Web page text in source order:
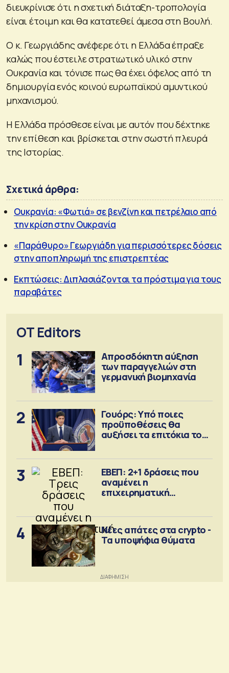
διευκρίνισε ότι η σχετική διάταξη-τροπολογία
είναι έτοιμη και θα κατατεθεί άμεσα στη Βουλή.
Ο κ. Γεωργιάδης ανέφερε ότι η Ελλάδα έπραξε
καλώς που έστειλε στρατιωτικό υλικό στην
Ουκρανία και τόνισε πως θα έχει όφελος από τη
δημιουργία ενός κοινού ευρωπαϊκού αμυντικού
μηχανισμού.
Η Ελλάδα πρόσθεσε είναι με αυτόν που δέχτηκε
την επίθεση και βρίσκεται στην σωστή πλευρά
της Ιστορίας.
Σχετικά άρθρα:
Ουκρανία: «Φωτιά» σε βενζίνη και πετρέλαιο από
την κρίση στην Ουκρανία
«Παράθυρο» Γεωργιάδη για περισσότερες δόσεις
στην αποπληρωμή της επιστρεπτέας
Εκπτώσεις: Διπλασιάζονται τα πρόστιμα για τους
παραβάτες
OT Editors
1
Απροσδόκητη αύξηση
των παραγγελιών στη
γερμανική βιομηχανία
2
Γουόρς: Υπό ποιες
προϋποθέσεις θα
αυξήσει τα επιτόκια τον
3
ΕΒΕΠ: 2+1 δράσεις που
αναμένει η
επιχειρηματική
4
Νέες απάτες στα crypto -
Τα υποψήφια θύματα